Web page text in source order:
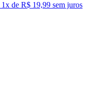
1x de R$ 19,99 sem juros